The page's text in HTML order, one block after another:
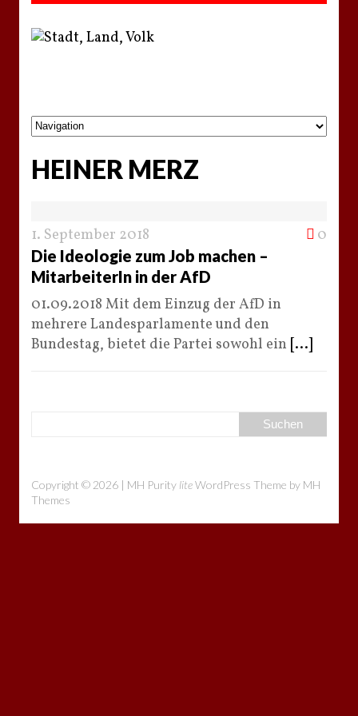
HEINER MERZ
1. September 2018 0
Die Ideologie zum Job machen –
MitarbeiterIn in der AfD
01.09.2018 Mit dem Einzug der AfD in
mehrere Landesparlamente und den
Bundestag, bietet die Partei sowohl ein [...]
Copyright © 2026 | MH Purity liteWordPress Theme by MH
Themes